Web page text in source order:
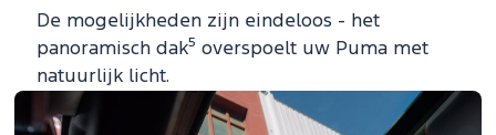
De mogelijkheden zijn eindeloos - het
panoramisch dak⁵ overspoelt uw Puma met
natuurlijk licht.